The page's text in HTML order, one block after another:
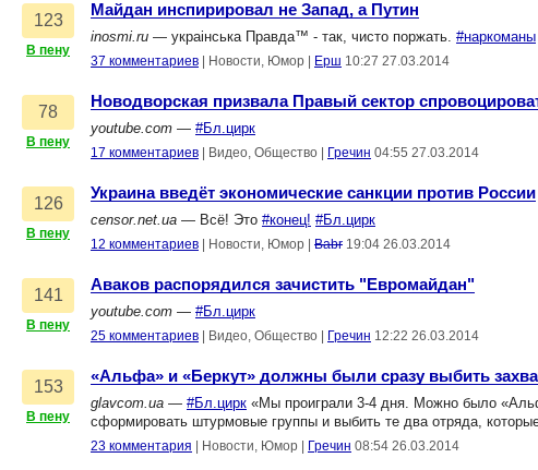
123
В пену
Майдан инспирировал не Запад, а Путин
inosmi.ru — украiнська Правда™ - так, чисто поржать. #наркоманы
37 комментариев Новости, Юмор Ерш 10:27 27.03.2014
78
В пену
Новодворская призвала Правый сектор
youtube.com — #Бл.цирк
17 комментариев Видео, Общество Гречин 04:55 27.03.2014
126
В пену
Украина введёт экономические санкции против России
censor.net.ua — Всё! Это #конец! #Бл.цирк
12 комментариев Новости, Юмор Babr 19:04 26.03.2014
141
В пену
Аваков распорядился зачистить "Евромайдан"
youtube.com — #Бл.цирк
25 комментариев Видео, Общество Гречин 12:22 26.03.2014
153
В пену
«Альфа» и «Беркут» должны были сразу выбить
glavcom.ua — #Бл.цирк «Мы проиграли 3-4 дня. Можно было
сформировать штурмовые группы и выбить те два отряда,
23 комментария Новости, Юмор Гречин 08:54 26.03.2014